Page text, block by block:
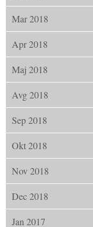
Mar 2018
Apr 2018
Maj 2018
Avg 2018
Sep 2018
Okt 2018
Nov 2018
Dec 2018
Jan 2017